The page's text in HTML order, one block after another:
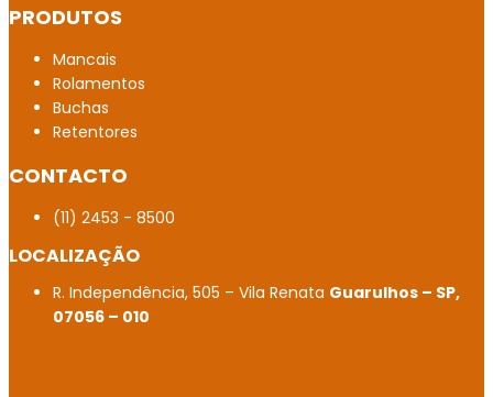
Rolamento com garantia no Tocantins
Rolamentos para centro de usinagem CNC
Tocantins
Mancal Axial de Esferas no Espírito Santo
PRODUTOS
Mancais
Rolamentos
Buchas
Retentores
CONTACTO
(11) 2453 - 8500
LOCALIZAÇÃO
R. Independência, 505 – Vila Renata Guarulhos – SP,
07056 – 010